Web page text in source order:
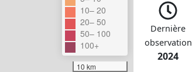
10– 20
20– 50
50– 100
100+
10 km
Dernière
observation
2024